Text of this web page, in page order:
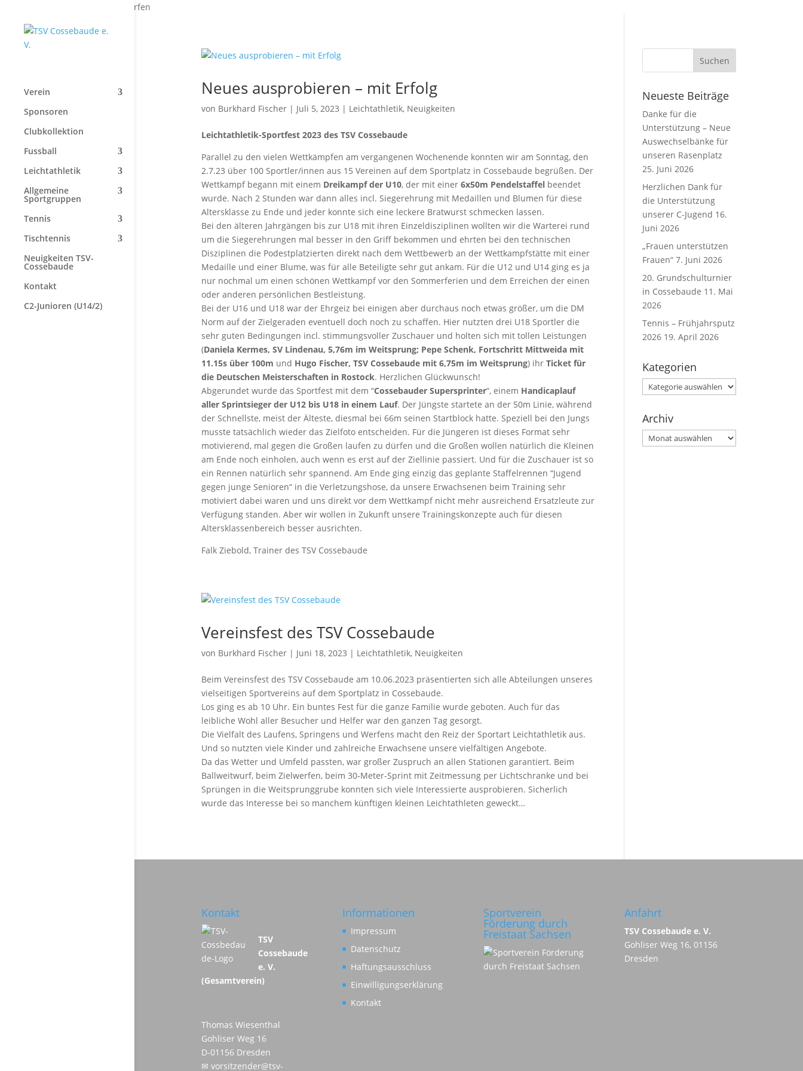
Zielwerfen
Verein
Sponsoren
Clubkollektion
Fussball
Leichtathletik
Allgemeine
Sportgruppen
Tennis
Tischtennis
Neuigkeiten TSV-
Cossebaude
Kontakt
C2-Junioren (U14/2)
Neues ausprobieren – mit Erfolg
von Burkhard Fischer| Juli 5, 2023 | Leichtathletik, Neuigkeiten
Leichtathletik-Sportfest 2023 des TSV Cossebaude
Parallel zu den vielen Wettkämpfen am vergangenen Wochenende konnten wir am Sonntag, den
2.7.23 über 100 Sportler/innen aus 15 Vereinen auf dem Sportplatz in Cossebaude begrüßen. Der
Wettkampf begann mit einem Dreikampf der U10, der mit einer 6x50m Pendelstaffelbeendet
wurde. Nach 2 Stunden war dann alles incl. Siegerehrung mit Medaillen und Blumen für diese
Altersklasse zu Ende und jeder konnte sich eine leckere Bratwurst schmecken lassen.
Bei den älteren Jahrgängen bis zur U18 mit ihren Einzeldisziplinen wollten wir die Warterei rund
um die Siegerehrungen mal besser in den Griff bekommen und ehrten bei den technischen
Disziplinen die Podestplatzierten direkt nach dem Wettbewerb an der Wettkampfstätte mit einer
Medaille und einer Blume, was für alle Beteiligte sehr gut ankam. Für die U12 und U14 ging es ja
nur nochmal um einen schönen Wettkampf vor den Sommerferien und dem Erreichen der einen
oder anderen persönlichen Bestleistung.
Bei der U16 und U18 war der Ehrgeiz bei einigen aber durchaus noch etwas größer, um die DM
Norm auf der Zielgeraden eventuell doch noch zu schaffen. Hier nutzten drei U18 Sportler die
sehr guten Bedingungen incl. stimmungsvoller Zuschauer und holten sich mit tollen Leistungen
(Daniela Kermes, SV Lindenau, 5,76m im Weitsprung; Pepe Schenk, Fortschritt Mittweida mit
11.15s über 100m und Hugo Fischer, TSV Cossebaude mit 6,75m im Weitsprung) ihr Ticket für
die Deutschen Meisterschaften in Rostock. Herzlichen Glückwunsch!
Abgerundet wurde das Sportfest mit dem “Cossebauder Supersprinter“, einem Handicaplauf
aller Sprintsieger der U12 bis U18 in einem Lauf. Der Jüngste startete an der 50m Linie, während
der Schnellste, meist der Älteste, diesmal bei 66m seinen Startblock hatte. Speziell bei den Jungs
musste tatsächlich wieder das Zielfoto entscheiden. Für die Jüngeren ist dieses Format sehr
motivierend, mal gegen die Großen laufen zu dürfen und die Großen wollen natürlich die Kleinen
am Ende noch einholen, auch wenn es erst auf der Ziellinie passiert. Und für die Zuschauer ist so
ein Rennen natürlich sehr spannend. Am Ende ging einzig das geplante Staffelrennen “Jugend
gegen junge Senioren“ in die Verletzungshose, da unsere Erwachsenen beim Training sehr
motiviert dabei waren und uns direkt vor dem Wettkampf nicht mehr ausreichend Ersatzleute zur
Verfügung standen. Aber wir wollen in Zukunft unsere Trainingskonzepte auch für diesen
Altersklassenbereich besser ausrichten.
Falk Ziebold, Trainer des TSV Cossebaude
Vereinsfest des TSV Cossebaude
von Burkhard Fischer| Juni 18, 2023 | Leichtathletik, Neuigkeiten
Beim Vereinsfest des TSV Cossebaude am 10.06.2023 präsentierten sich alle Abteilungen unseres
vielseitigen Sportvereins auf dem Sportplatz in Cossebaude.
Los ging es ab 10 Uhr. Ein buntes Fest für die ganze Familie wurde geboten. Auch für das
leibliche Wohl aller Besucher und Helfer war den ganzen Tag gesorgt.
Die Vielfalt des Laufens, Springens und Werfens macht den Reiz der Sportart Leichtathletik aus.
Und so nutzten viele Kinder und zahlreiche Erwachsene unsere vielfältigen Angebote.
Da das Wetter und Umfeld passten, war großer Zuspruch an allen Stationen garantiert. Beim
Ballweitwurf, beim Zielwerfen, beim 30-Meter-Sprint mit Zeitmessung per Lichtschranke und bei
Sprüngen in die Weitsprunggrube konnten sich viele Interessierte ausprobieren. Sicherlich
wurde das Interesse bei so manchem künftigen kleinen Leichtathleten geweckt…
Neueste Beiträge
Danke für die
Unterstützung – Neue
Auswechselbänke für
unseren Rasenplatz
25. Juni 2026
Herzlichen Dank für
die Unterstützung
unserer C-Jugend 16.
Juni 2026
„Frauen unterstützen
Frauen“ 7. Juni 2026
20. Grundschulturnier
in Cossebaude 11. Mai
2026
Tennis – Frühjahrsputz
2026 19. April 2026
Kategorien
Kategorien
Archiv
Archiv
Kontakt
TSV
Cossebaude
e. V.
(Gesamtverein)
Thomas Wiesenthal
Gohliser Weg 16
D-01156 Dresden
✉ vorsitzender@tsv-
Informationen
Impressum
Datenschutz
Haftungsausschluss
Einwilligungserklärung
Kontakt
Sportverein
Förderung durch
Freistaat Sachsen
Anfahrt
TSV Cossebaude e. V.
Gohliser Weg 16, 01156
Dresden